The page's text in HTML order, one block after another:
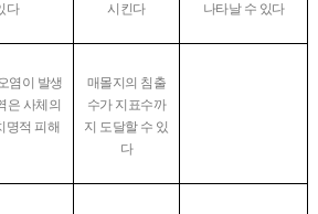
다
시킨다
나타날 수 있다
염이 발생
은 사체의
명적 피해
매몰지의 침출
수가 지표수까
지 도달할 수 있
다